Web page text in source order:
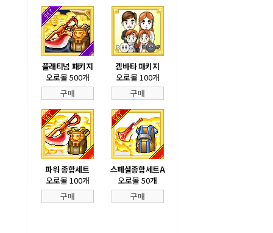
플래티넘 패키지
오로볼 500개
구매
겜바타 패키지
오로볼 100개
구매
파워 종합세트
오로볼 100개
구매
스페셜종합세트A
오로볼 50개
구매